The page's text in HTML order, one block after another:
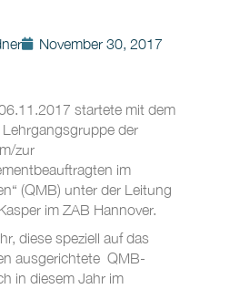
November 30, 2017
startete mit dem
der
zur
im
(QMB) unter der Leitung
im ZAB Hannover.
diese speziell auf das
ausgerichtete QMB-
in diesem Jahr im